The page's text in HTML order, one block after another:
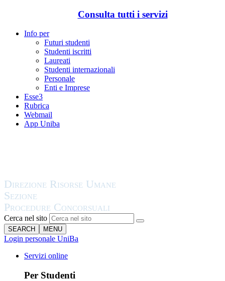
Consulta tutti i servizi
Info per
Futuri studenti
Studenti iscritti
Laureati
Studenti internazionali
Personale
Enti e Imprese
Esse3
Rubrica
Webmail
App Uniba
Cerca nel sito
SEARCH MENU
Login personale UniBa
Servizi online
Per Studenti